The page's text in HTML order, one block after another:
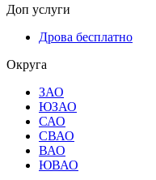
Доп услуги
Дрова бесплатно
Округа
ЗАО
ЮЗАО
САО
СВАО
ВАО
ЮВАО